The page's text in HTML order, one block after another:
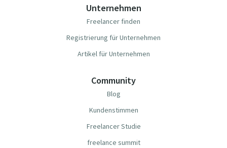
Unternehmen
Freelancer finden
Registrierung für Unternehmen
Artikel für Unternehmen
Community
Blog
Kundenstimmen
Freelancer Studie
freelance summit